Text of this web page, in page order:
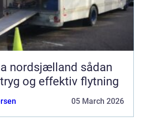
sådan
og effektiv flytning
05 March 2026